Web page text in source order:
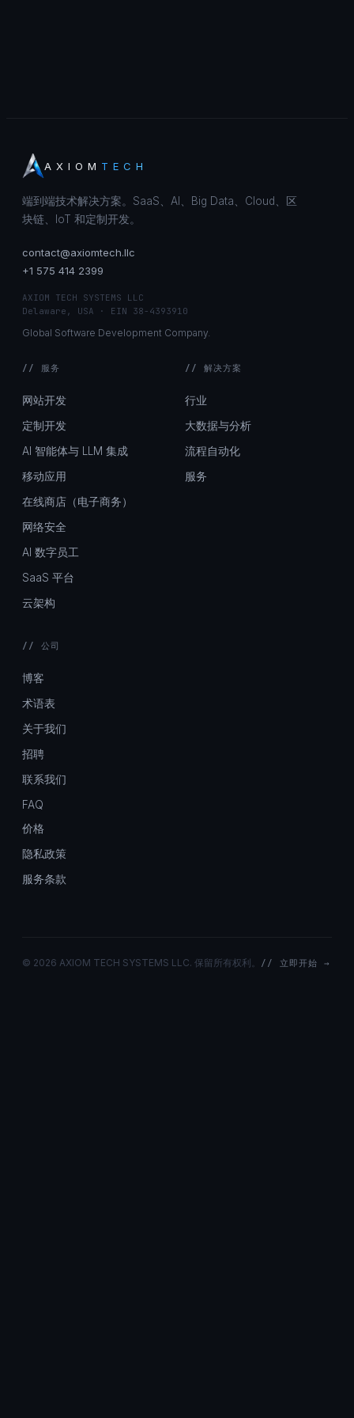
AXIOM TECH
端到端技术解决方案。SaaS、AI、Big Data、Cloud、区
块链、IoT 和定制开发。
contact@axiomtech.llc
+1 575 414 2399
AXIOM TECH SYSTEMS LLC
Delaware, USA · EIN 38-4393910
Global Software Development Company.
// 服务
网站开发
定制开发
AI 智能体与 LLM 集成
移动应用
在线商店（电子商务）
网络安全
AI 数字员工
SaaS 平台
云架构
// 解决方案
行业
大数据与分析
流程自动化
服务
// 公司
博客
术语表
关于我们
招聘
联系我们
FAQ
价格
隐私政策
服务条款
© 2026 AXIOM TECH SYSTEMS LLC. 保留所有权利。 // 立即开始 →